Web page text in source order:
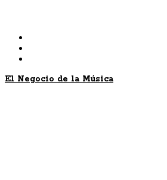
El Negocio de la Música